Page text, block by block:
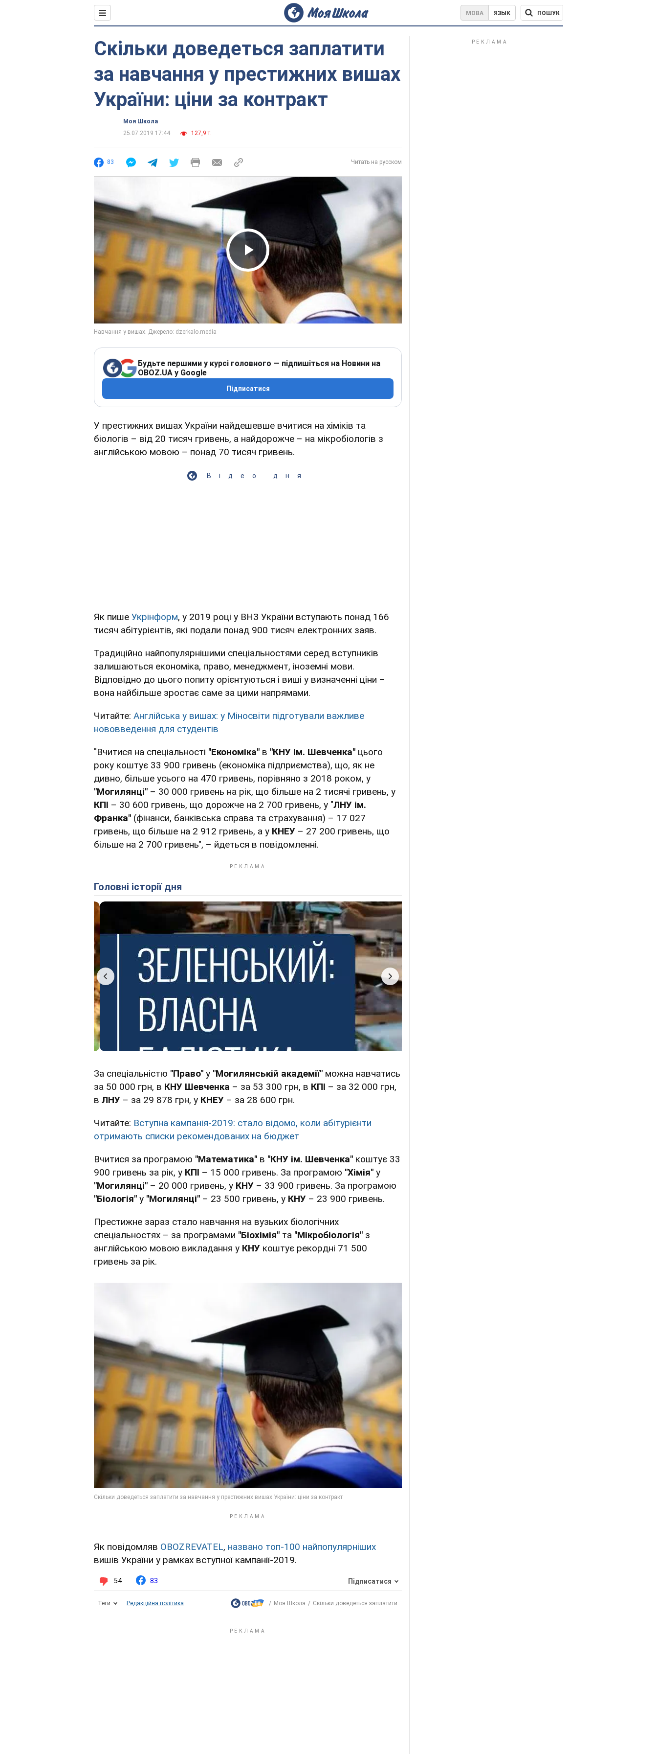
МОВА ЯЗЫК ПОШУК
Скільки доведеться заплатити
за навчання у престижних вишах
України: ціни за контракт
Моя Школа
25.07.2019 17:44
127,9 т.
83 Читать на русском
Play Video
Будьте першими у курсі головного — підпишіться на Новини на
OBOZ.UA у Google
Підписатися
У престижних вишах України найдешевше вчитися на хіміків та
біологів – від 20 тисяч гривень, а найдорожче – на мікробіологів з
англійською мовою – понад 70 тисяч гривень.
Відео дня
Як пише Укрінформ, у 2019 році у ВНЗ України вступають понад 166
тисяч абітурієнтів, які подали понад 900 тисяч електронних заяв.
Традиційно найпопулярнішими спеціальностями серед вступників
залишаються економіка, право, менеджмент, іноземні мови.
Відповідно до цього попиту орієнтуються і виші у визначенні ціни –
вона найбільше зростає саме за цими напрямами.
Читайте: Англійська у вишах: у Міносвіти підготували важливе
нововведення для студентів
"Вчитися на спеціальності "Економіка" в "КНУ ім. Шевченка" цього
року коштує 33 900 гривень (економіка підприємства), що, як не
дивно, більше усього на 470 гривень, порівняно з 2018 роком, у
"Могилянці" – 30 000 гривень на рік, що більше на 2 тисячі гривень, у
КПІ – 30 600 гривень, що дорожче на 2 700 гривень, у "ЛНУ ім.
Франка" (фінанси, банківська справа та страхування) – 17 027
гривень, що більше на 2 912 гривень, а у КНЕУ – 27 200 гривень, що
більше на 2 700 гривень", – йдеться в повідомленні.
Головні історії дня
За спеціальністю "Право" у "Могилянській академії" можна навчатись
за 50 000 грн, в КНУ Шевченка – за 53 300 грн, в КПІ – за 32 000 грн,
в ЛНУ – за 29 878 грн, у КНЕУ – за 28 600 грн.
Читайте: Вступна кампанія-2019: стало відомо, коли абітурієнти
отримають списки рекомендованих на бюджет
Вчитися за програмою "Математика" в "КНУ ім. Шевченка" коштує 33
900 гривень за рік, у КПІ – 15 000 гривень. За програмою "Хімія" у
"Могилянці" – 20 000 гривень, у КНУ – 33 900 гривень. За програмою
"Біологія" у "Могилянці" – 23 500 гривень, у КНУ – 23 900 гривень.
Престижне зараз стало навчання на вузьких біологічних
спеціальностях – за програмами "Біохімія" та "Мікробіологія" з
англійською мовою викладання у КНУ коштує рекордні 71 500
гривень за рік.
Як повідомляв OBOZREVATEL, названо топ-100 найпопулярніших
вишів України у рамках вступної кампанії-2019.
54 83 Підписатися
Теги Редакційна політика Моя Школа Скільки доведеться заплатити...